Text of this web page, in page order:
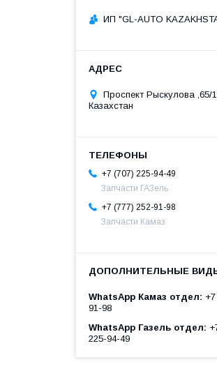
ИП "GL-AUTO
Проспект Рыскулова ,65/
Казахстан
+7 (707) 225-94-49
Запчасти ГАЗель
+7 (777) 252-91-98
Запчасти Камаз
WhatsApp Камаз отдел
91-98
WhatsApp Газель отдел
225-94-49